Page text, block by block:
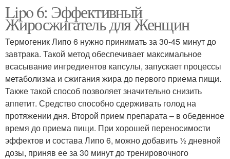
Lipo 6: Эффективный
Жиросжигатель для Женщин
Термогеник Липо 6 нужно принимать за 30-45 минут до
завтрака. Такой метод обеспечивает максимальное
всасывание ингредиентов капсулы, запускает процессы
метаболизма и сжигания жира до первого приема пищи.
Также такой способ позволяет значительно снизить
аппетит. Средство способно сдерживать голод на
протяжении дня. Второй прием препарата – в обеденное
время до приема пищи. При хорошей переносимости
эффектов и состава Липо 6, можно добавить ½ дневной
дозы, приняв ее за 30 минут до тренировочного